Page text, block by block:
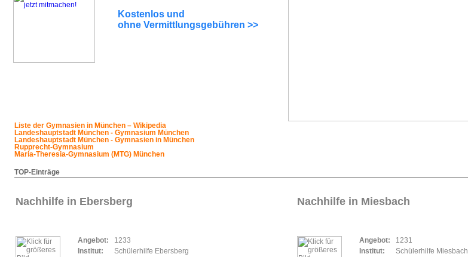
Kostenlos und
ohne Vermittlungsgebühren >>
Liste der Gymnasien in München – Wikipedia
Landeshauptstadt München - Gymnasium München
Landeshauptstadt München - Gymnasien in München
Rupprecht-Gymnasium
Maria-Theresia-Gymnasium (MTG) München
TOP-Einträge
Nachhilfe in Ebersberg
Angebot:
1233
Institut:
Schülerhilfe Ebersberg
Nachhilfe in Miesbach
Angebot:
1231
Institut:
Schülerhilfe Miesbach